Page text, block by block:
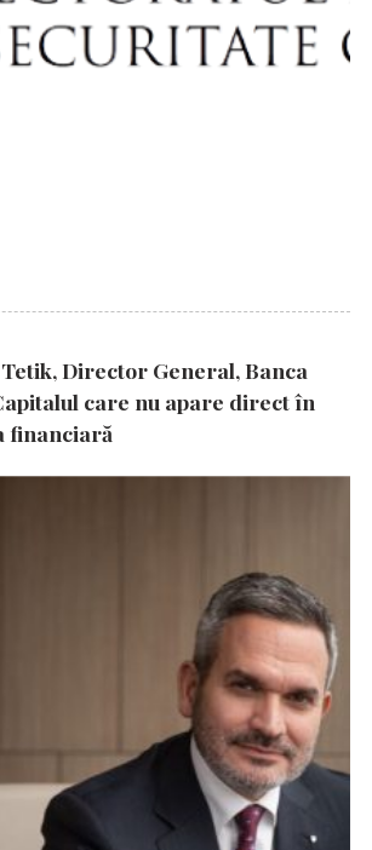
Director General, Banca
care nu apare direct în
financiară